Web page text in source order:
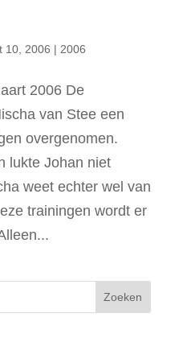
10, 2006 | 2006
2006 De
van Stee een
overgenomen.
lukte Johan niet
weet echter wel van
trainingen wordt er